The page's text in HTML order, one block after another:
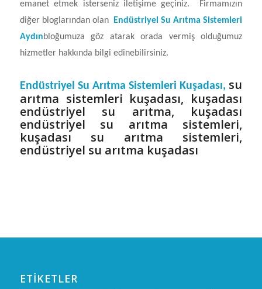
emanet etmek isterseniz iletişime geçiniz. Firmamızın
diğer bloglarından olan
Endüstriyel Su Arıtma Sistemleri
Aydınbloğumuza göz atarak orada vermiş olduğumuz
hizmetler hakkında bilgi edinebilirsiniz.
Endüstriyel Su Arıtma Sistemleri Kuşadası, su
arıtma sistemleri kuşadası, kuşadası
endüstriyel su arıtma, kuşadası
endüstriyel su arıtma sistemleri,
kuşadası su arıtma sistemleri,
endüstriyel su arıtma kuşadası
ETIKETLER